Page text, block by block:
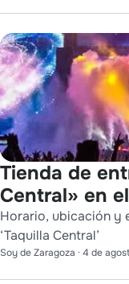
Tienda de
Central» en
Horario, ubicación y
‘Taquilla Central’
Soy de Zaragoza · 4 de